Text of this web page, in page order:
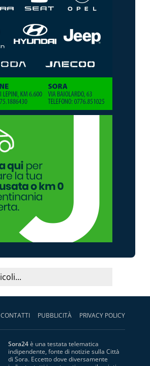
CONTATTI PUBBLICITÀ PRIVACY POLICY
Sora24è una testata telematica
indipendente, fonte di notizie sulla Città
di Sora. Eccetto dove diversamente